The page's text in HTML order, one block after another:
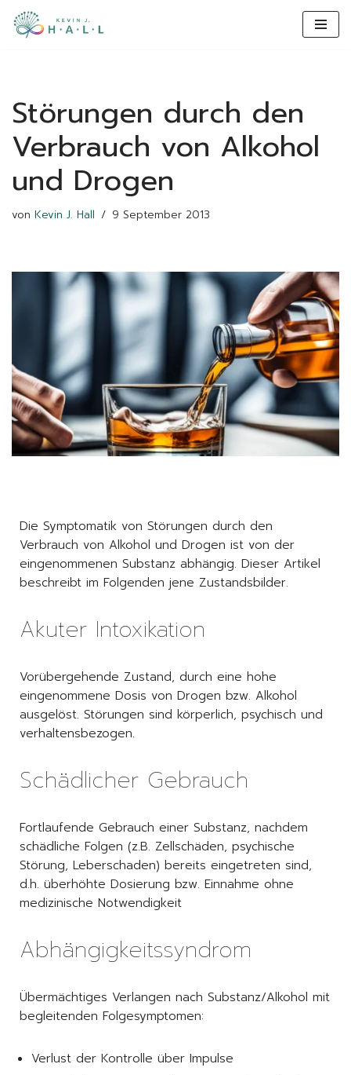
content
Zum
Störungen durch den
Verbrauch von Alkohol
und Drogen
von Kevin J. Hall 9 September 2013
Die Symptomatik von Störungen durch den
Verbrauch von Alkohol und Drogen ist von der
eingenommenen Substanz abhängig. Dieser Artikel
beschreibt im Folgenden jene Zustandsbilder.
Akuter Intoxikation
Vorübergehende Zustand, durch eine hohe
eingenommene Dosis von Drogen bzw. Alkohol
ausgelöst. Störungen sind körperlich, psychisch und
verhaltensbezogen.
Schädlicher Gebrauch
Fortlaufende Gebrauch einer Substanz, nachdem
schädliche Folgen (z.B. Zellschäden, psychische
Störung, Leberschaden) bereits eingetreten sind,
d.h. überhöhte Dosierung bzw. Einnahme ohne
medizinische Notwendigkeit
Abhängigkeitssyndrom
Übermächtiges Verlangen nach Substanz/Alkohol mit
begleitenden Folgesymptomen:
Verlust der Kontrolle über Impulse